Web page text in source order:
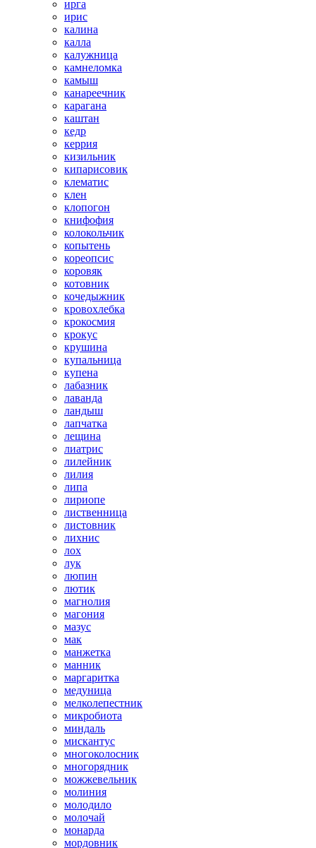
ирга
ирис
калина
калла
калужница
камнеломка
камыш
канареечник
карагана
каштан
кедр
керрия
кизильник
кипарисовик
клематис
клен
клопогон
книфофия
колокольчик
копытень
кореопсис
коровяк
котовник
кочедыжник
кровохлебка
крокосмия
крокус
крушина
купальница
купена
лабазник
лаванда
ландыш
лапчатка
лещина
лиатрис
лилейник
лилия
липа
лириопе
лиственница
листовник
лихнис
лох
лук
люпин
лютик
магнолия
магония
мазус
мак
манжетка
манник
маргаритка
медуница
мелколепестник
микробиота
миндаль
мискантус
многоколосник
многорядник
можжевельник
молиния
молодило
молочай
монарда
мордовник